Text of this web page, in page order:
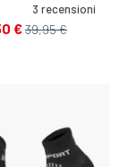
3 recensioni
€39,95 €